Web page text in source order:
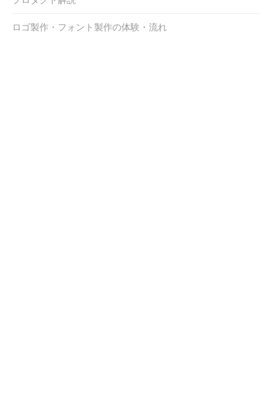
ロゴ製作・フォント製作の体験・流れ